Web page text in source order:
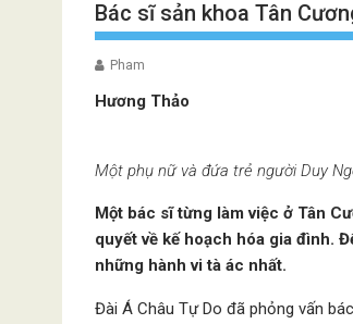
Bác sĩ sản khoa Tân
Pham
Hương Thảo
Một phụ nữ và đứa trẻ người Duy
Một bác sĩ từng làm việc ở Tân
quyết về kế hoạch hóa gia đình.
những hành vi tà ác nhất.
Đài Á Châu Tự Do đã phỏng vấn